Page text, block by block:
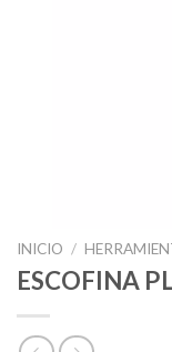
INICIO /
ESCOFINA